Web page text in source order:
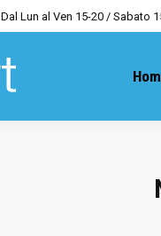
Dal Lun al Ven 15-20 / Sabato